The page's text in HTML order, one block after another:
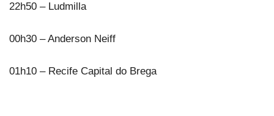
22h50 – Ludmilla
00h30 – Anderson Neiff
01h10 – Recife Capital do Brega